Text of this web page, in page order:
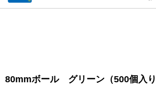
80mmボール グリーン（500個入り